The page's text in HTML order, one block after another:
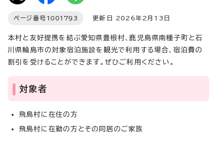
ページ番号 1001793 更新日 2026年2月13日
本村と友好提携を結ぶ愛知県豊根村、鹿児島県南種子町と石
川県輪島市の対象宿泊施設を観光で利用する場合、宿泊費の
割引を受けることができます。ぜひご利用ください。
対象者
飛島村に在住の方
飛島村に在勤の方とその同居のご家族